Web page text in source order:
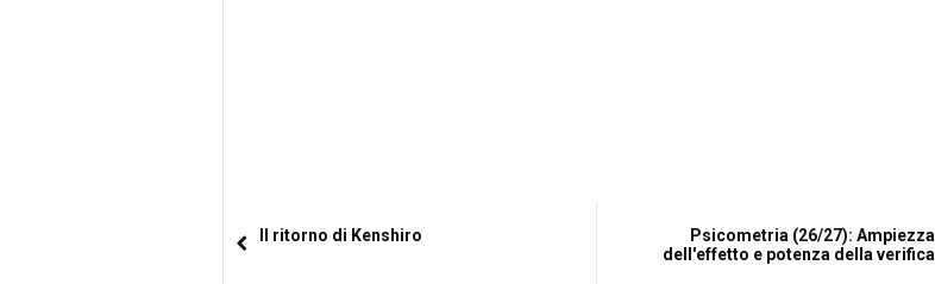
Il ritorno di Kenshiro
Psicometria (26/27): Ampiezza
dell'effetto e potenza della verifica